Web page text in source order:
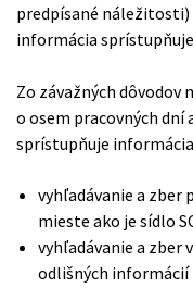
predpísané náležitosti)
informácia
Zo závažných dôvodov
o osem pracovných dní
sprístupňuje
vyhľadávanie a zber
mieste ako je sídlo
vyhľadávanie a zber
odlišných informácií